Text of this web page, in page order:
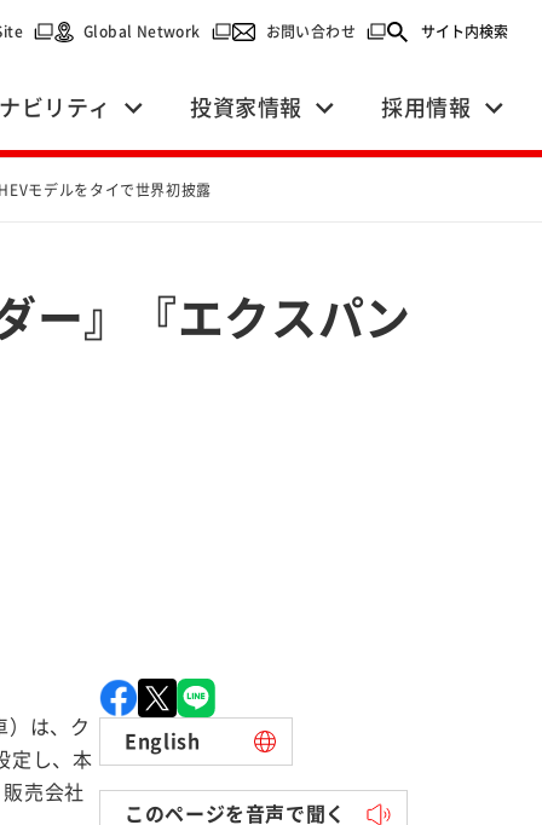
開く）
（別ウィンドウで開く）
Global Network （別ウィンドウで開く）
お問い合わせ （別ウィンドウで開く）
サイト内検索
ビリティ 投資家情報 採用情報
モデルをタイで世界初披露
ー』『エクスパン
English
このページを音声で聞く
）は、ク
定し、本
売会社